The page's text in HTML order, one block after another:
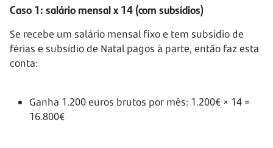
Caso 1: salário mensal x 14 (com subsídios)
Se recebe um salário mensal fixo e tem subsídio de
férias e subsídio de Natal pagos à parte, então faz esta
conta:
Ganha 1.200 euros brutos por mês: 1.200€ × 14 =
16.800€